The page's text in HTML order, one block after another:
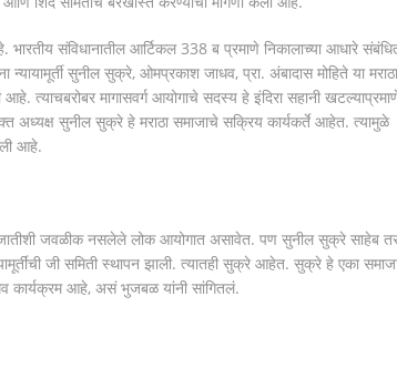
संविधानातील आर्टिकल 338 ब प्रमाणे निकालाच्या आधारे
सुनील सुक्रे, ओमप्रकाश जाधव, प्रा. अंबादास मोहिते या मराठा
त्याचबरोबर मागासवर्ग आयोगाचे सदस्य हे इंदिरा सहानी
अध्यक्ष सुनील सुक्रे हे मराठा समाजाचे सक्रिय कार्यकर्ते आहेत. त्यामुळे
आहे.
जवळीक नसलेले लोक आयोगात असावेत. पण सुनील सुक्रे साहेब
जी समिती स्थापन झाली. त्यातही सुक्रे आहेत. सुक्रे हे एका
कार्यक्रम आहे, असं भुजबळ यांनी सांगितलं.